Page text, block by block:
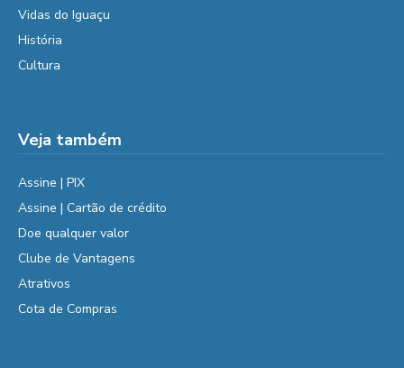
Vidas do Iguaçu
História
Cultura
Veja também
Assine | PIX
Assine | Cartão de crédito
Doe qualquer valor
Clube de Vantagens
Atrativos
Cota de Compras